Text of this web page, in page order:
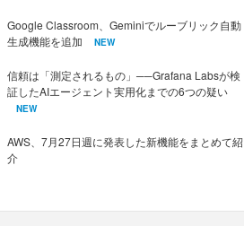
Google Classroom、Geminiでルーブリック自動
生成機能を追加
NEW
信頼は「測定されるもの」──Grafana Labsが検
証したAIエージェント実用化までの6つの疑い
NEW
AWS、7月27日週に発表した新機能をまとめて紹
介